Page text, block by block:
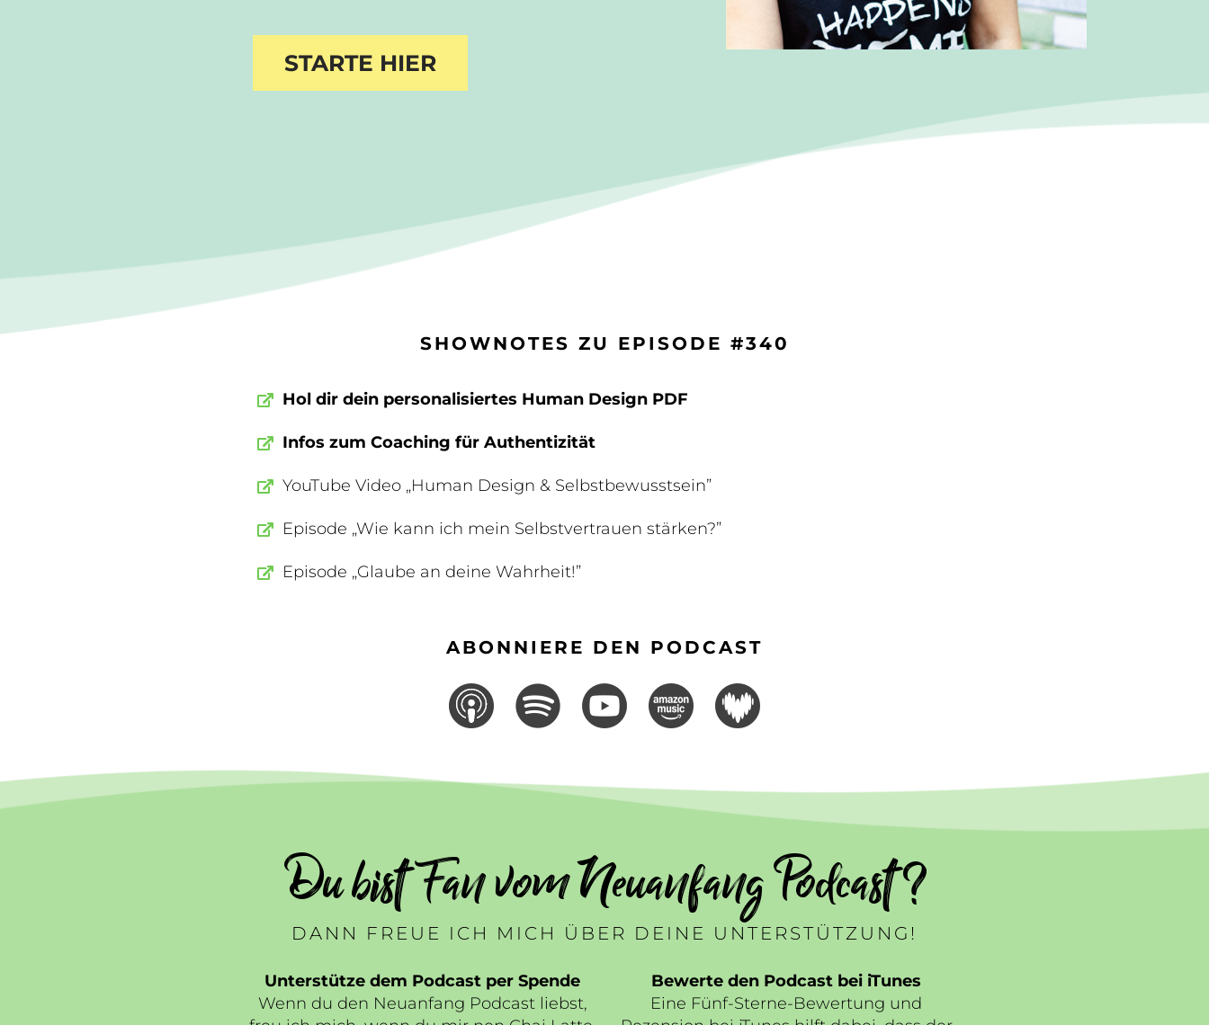
STARTE HIER
SHOWNOTES ZU EPISODE #340
Hol dir dein personalisiertes Human Design PDF
Infos zum Coaching für Authentizität
YouTube Video „Human Design & Selbstbewusstsein”
Episode „Wie kann ich mein Selbstvertrauen stärken?”
Episode „Glaube an deine Wahrheit!”
ABONNIERE DEN PODCAST
Du bist Fan vom Neuanfang Podcast ?
DANN FREUE ICH MICH ÜBER DEINE UNTERSTÜTZUNG!
Unterstütze dem Podcast per Spende
Wenn du den Neuanfang Podcast liebst,
Bewerte den Podcast bei iTunes
Eine Fünf-Sterne-Bewertung und